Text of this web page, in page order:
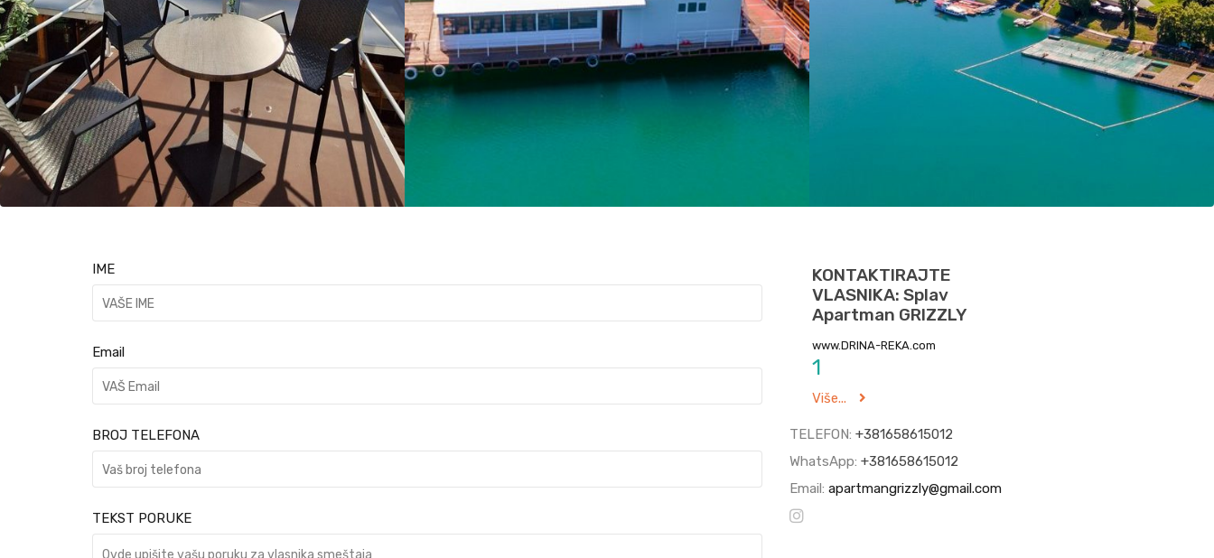
KONTAKTIRAJTE
VLASNIKA: Splav
Apartman GRIZZLY
www.DRINA-REKA.com
1
Više...
TELEFON:+381658615012
WhatsApp:+381658615012
Email:apartmangrizzly@gmail.com
IME
Email
BROJ TELEFONA
TEKST PORUKE